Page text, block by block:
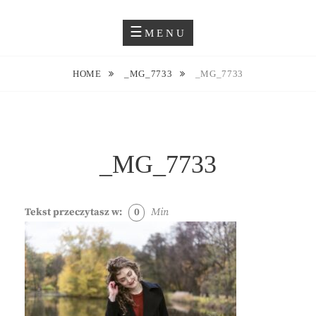
JUSTYNA EWA GROCHOWSKA
MENU
HOME _MG_7733 _MG_7733
_MG_7733
Tekst przeczytasz w: 0 Min